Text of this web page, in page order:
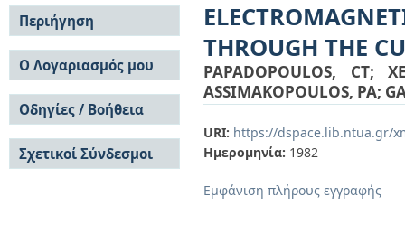
THROUGH THE
PAPADOPOULOS, CT;
ASSIMAKOPOULOS, PA;
URI: https://dspace.lib.ntua.gr/
Ημερομηνία: 1982
Εμφάνιση πλήρους εγγραφής
Περιήγηση
Σε όλο το DSpace
Κοινότητες & Συλλογές
Ανά Ημερομηνία
Έκδοσης
Συγγραφείς
Τίτλοι
Θέματα
Ο Λογαριασμός μου
Σύνδεση
Εγγραφή
Οδηγίες / Βοήθεια
Οδηγίες Υποβολής
Οδηγίες Χρήσης ΙΑ
Συχνές Ερωτήσεις
Σχετικοί Σύνδεσμοι